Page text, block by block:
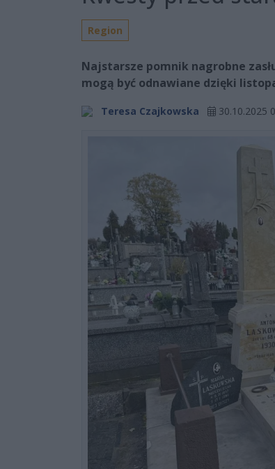
Region
Najstarsze pomnik nagrobne
mogą być odnawiane dzięki
Teresa Czajkowska 30.10.2025